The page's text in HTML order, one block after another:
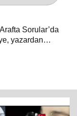
Sorular’da
yazardan
anlatıyor.
dair her şeyin
bulunamayan